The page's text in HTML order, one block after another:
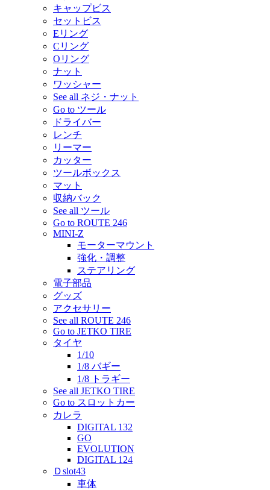
キャップビス
セットビス
Eリング
Cリング
Oリング
ナット
ワッシャー
See all ネジ・ナット
Go to ツール
ドライバー
レンチ
リーマー
カッター
ツールボックス
マット
収納バック
See all ツール
Go to ROUTE 246
MINI-Z
モーターマウント
強化・調整
ステアリング
電子部品
グッズ
アクセサリー
See all ROUTE 246
Go to JETKO TIRE
タイヤ
1/10
1/8 バギー
1/8 トラギー
See all JETKO TIRE
Go to スロットカー
カレラ
DIGITAL 132
GO
EVOLUTION
DIGITAL 124
Ｄslot43
車体